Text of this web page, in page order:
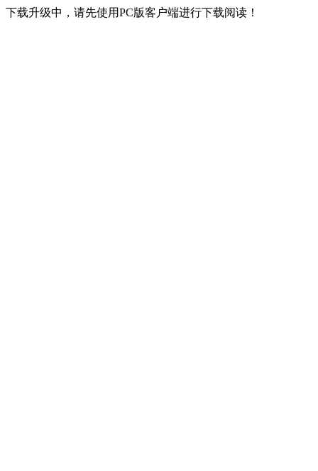
下载升级中，请先使用PC版客户端进行下载阅读！